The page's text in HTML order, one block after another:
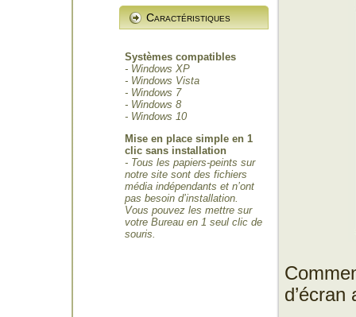
Caractéristiques
Systèmes compatibles
- Windows XP
- Windows Vista
- Windows 7
- Windows 8
- Windows 10
Mise en place simple en 1
clic sans installation
- Tous les papiers-peints sur
notre site sont des fichiers
média indépendants et n’ont
pas besoin d’installation.
Vous pouvez les mettre sur
votre Bureau en 1 seul clic de
souris.
d’écran